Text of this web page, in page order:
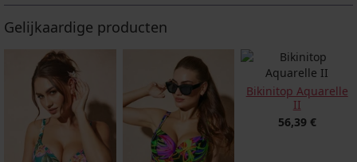
Gelijkaardige producten
Bikinitop Aquarelle
II
56,39 €